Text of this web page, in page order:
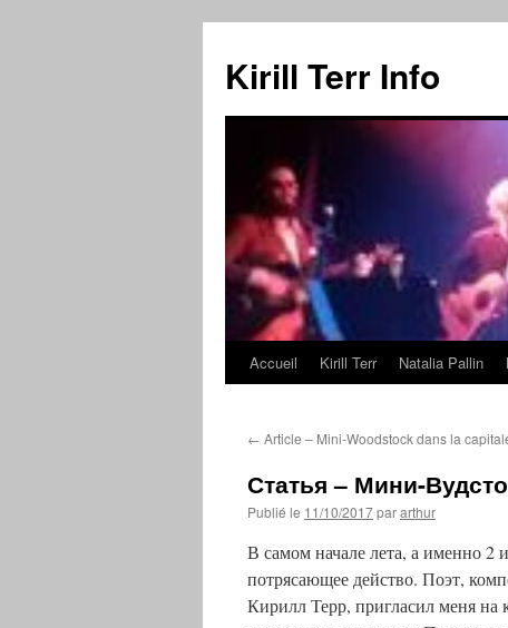
Kirill Terr Info
Aller
contenu
Accueil Kirill Terr Natalia Pallin
← Article – Mini-Woodstock dans la
Статья – Мини-
Publié le 11/10/2017pararthur
В самом начале лета, а именно 2
потрясающее действо. Поэт,
Кирилл Терр, пригласил меня на